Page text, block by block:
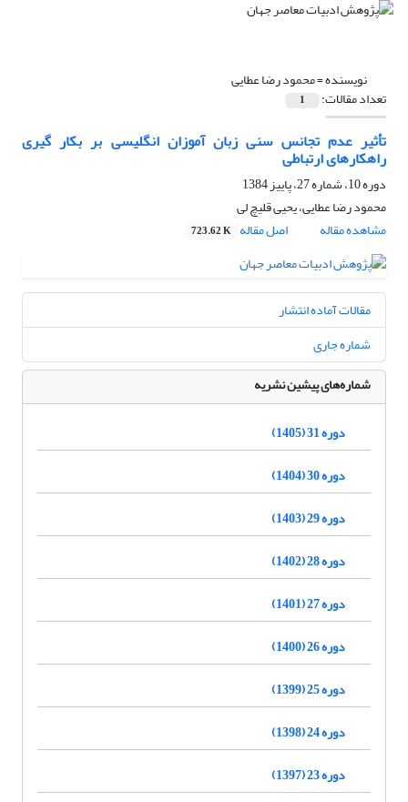
نویسنده =محمود رضا عطایی
تعداد مقالات: 1
تأثیر عدم تجانس سنی زبان آموزان انگلیسی بر بکار گیری
راهکارهای ارتباطی
دوره 10، شماره 27، پاییز 1384
محمود رضا عطایی، یحیی قلیچ لی
مشاهده مقاله
اصل مقاله 723.62 K
مقالات آماده انتشار
شماره جاری
شماره‌های پیشین نشریه
دوره 31 (1405)
دوره 30 (1404)
دوره 29 (1403)
دوره 28 (1402)
دوره 27 (1401)
دوره 26 (1400)
دوره 25 (1399)
دوره 24 (1398)
دوره 23 (1397)